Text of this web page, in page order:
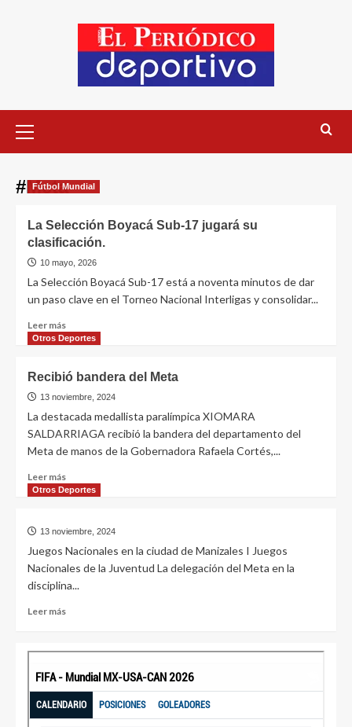
#Meta
Fútbol Mundial
La Selección Boyacá Sub-17 jugará su
clasificación.
10 mayo, 2026
La Selección Boyacá Sub-17 está a noventa minutos de dar
un paso clave en el Torneo Nacional Interligas y consolidar...
Leer más
Otros Deportes
Recibió bandera del Meta
13 noviembre, 2024
La destacada medallista paralímpica XIOMARA
SALDARRIAGA recibió la bandera del departamento del
Meta de manos de la Gobernadora Rafaela Cortés,...
Leer más
Otros Deportes
13 noviembre, 2024
Juegos Nacionales en la ciudad de Manizales I Juegos
Nacionales de la Juventud La delegación del Meta en la
disciplina...
Leer más